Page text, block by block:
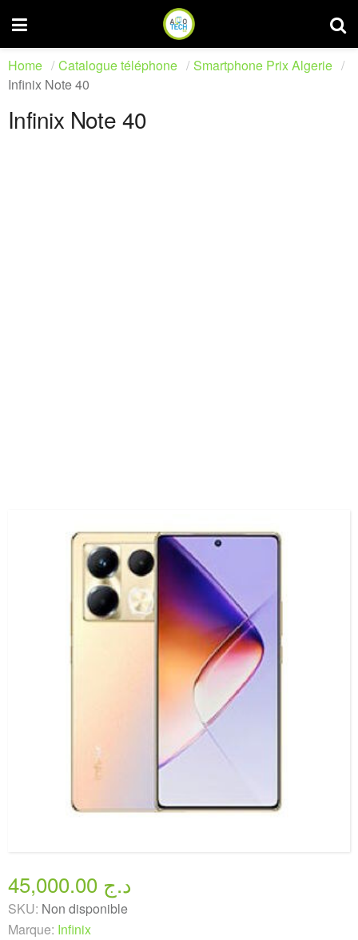
Home Catalogue téléphone
Smartphone Prix Algerie
Infinix Note 40
Infinix Note 40
45,000.00 د.ج
SKU: Non disponible
Marque: Infinix